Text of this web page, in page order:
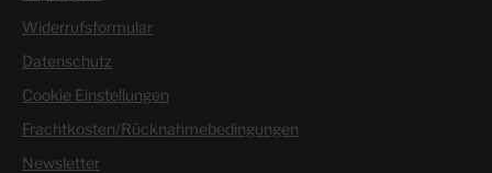
Widerrufsformular
Datenschutz
Cookie Einstellungen
Frachtkosten/Rücknahmebedingungen
Newsletter